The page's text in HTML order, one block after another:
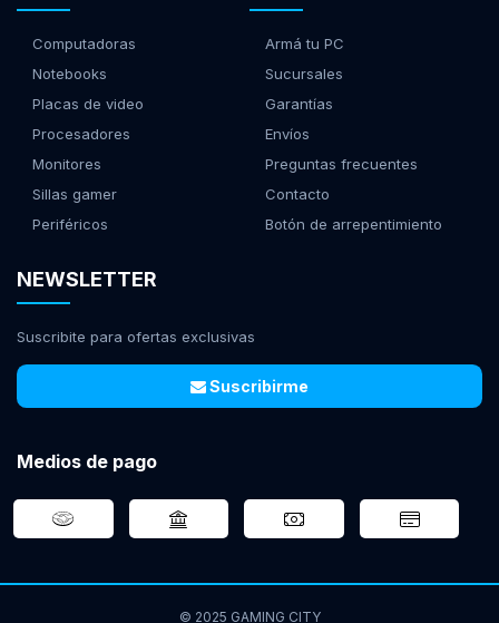
Computadoras
Notebooks
Placas de video
Procesadores
Monitores
Sillas gamer
Periféricos
Armá tu PC
Sucursales
Garantías
Envíos
Preguntas frecuentes
Contacto
Botón de arrepentimiento
NEWSLETTER
Suscribite para ofertas exclusivas
Suscribirme
Medios de pago
© 2025 GAMING CITY